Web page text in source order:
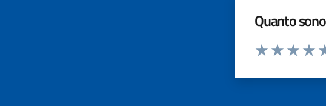
Quanto
Valuta da 1 a 5 stelle